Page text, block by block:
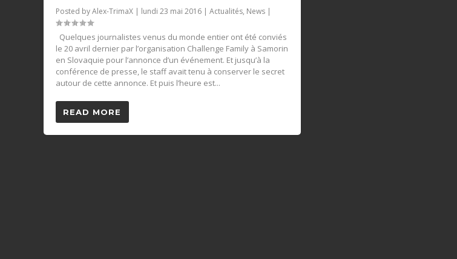
Posted byAlex-TrimaX | lundi 23 mai 2016 |Actualités, News |
Quelques journalistes venus du monde entier ont été conviés
le 20 avril dernier par l’organisation Challenge Family à Samorin
en Slovaquie pour l’annonce d’un événement. Et jusqu’à la
conférence de presse, le staff avait tenu à conserver le secret
autour de cette annonce. Et puis l’heure est...
READ MORE